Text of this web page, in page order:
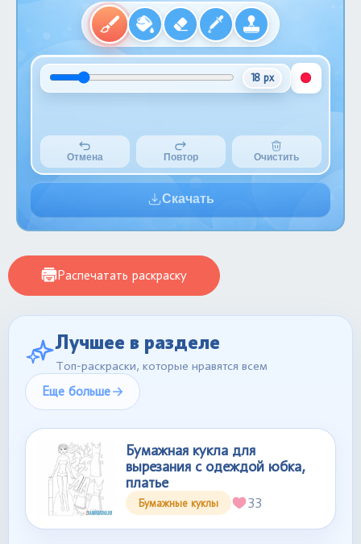
18 px
Отмена Повтор Очистить
Скачать
Распечатать раскраску
Лучшее в разделе
Топ-раскраски, которые нравятся всем
Еще больше
Бумажная кукла для
вырезания с одеждой юбка,
платье
Бумажные куклы 33